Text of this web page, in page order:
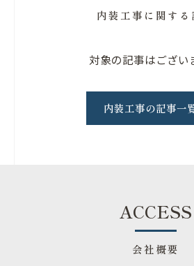
内装工事に関する
対象の記事はござい
内装工事の記事一
会社概要
ACCESS